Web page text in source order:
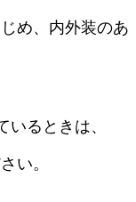
め、内外装のあ
るときは、
い。